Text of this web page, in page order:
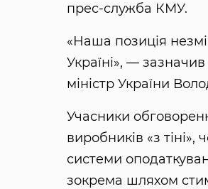
прес-служба КМУ.
«Наша позиція
Україні», —
міністр України
Учасники
виробників «з
системи
зокрема шляхом